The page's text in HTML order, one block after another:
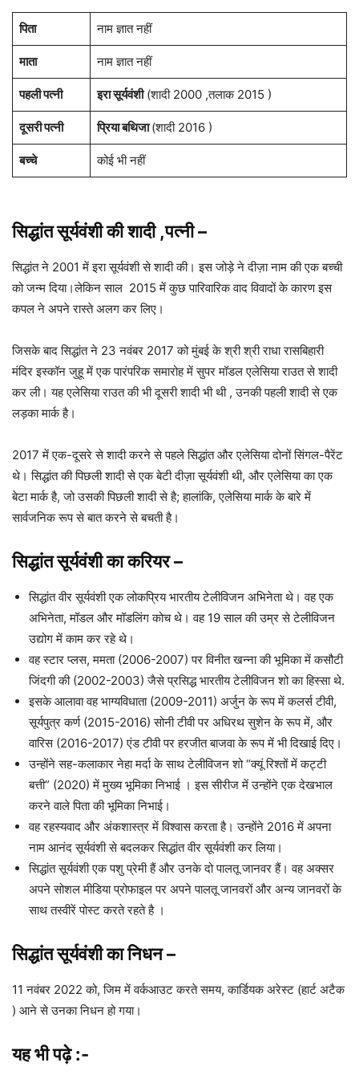
पिता नाम ज्ञात नहीं
माता नाम ज्ञात नहीं
पहली पत्नी इरा सूर्यवंशी(शादी 2000 ,तलाक 2015 )
दूसरी पत्नी प्रिया बथिजा(शादी 2016 )
बच्चे कोई भी नहीं
सिद्धांत सूर्यवंशी की शादी ,पत्नी–
सिद्धांत ने 2001 में इरा सूर्यवंशी से शादी की। इस जोड़े ने दीज़ा नाम की एक बच्ची
को जन्म दिया।लेकिन साल 2015 में कुछ पारिवारिक वाद विवादों के कारण इस
कपल ने अपने रास्ते अलग कर लिए।
जिसके बाद सिद्धांत ने 23 नवंबर 2017 को मुंबई के श्री श्री राधा रासबिहारी
मंदिर इस्कॉन जुहू में एक पारंपरिक समारोह में सुपर मॉडल एलेसिया राउत से शादी
कर ली। यह एलेसिया राउत की भी दूसरी शादी भी थी , उनकी पहली शादी से एक
लड़का मार्क है।
2017 में एक-दूसरे से शादी करने से पहले सिद्धांत और एलेसिया दोनों सिंगल-पैरेंट
थे। सिद्धांत की पिछली शादी से एक बेटी दीज़ा सूर्यवंशी थी, और एलेसिया का एक
बेटा मार्क है, जो उसकी पिछली शादी से है; हालांकि, एलेसिया मार्क के बारे में
सार्वजनिक रूप से बात करने से बचती है।
सिद्धांत सूर्यवंशी का करियर–
सिद्धांत वीर सूर्यवंशी एक लोकप्रिय भारतीय टेलीविजन अभिनेता थे। वह एक
अभिनेता, मॉडल और मॉडलिंग कोच थे। वह 19 साल की उम्र से टेलीविजन
उद्योग में काम कर रहे थे।
वह स्टार प्लस, ममता (2006-2007) पर विनीत खन्ना की भूमिका में कसौटी
जिंदगी की (2002-2003) जैसे प्रसिद्ध भारतीय टेलीविजन शो का हिस्सा थे.
इसके आलावा वह भाग्यविधाता (2009-2011) अर्जुन के रूप में कलर्स टीवी,
सूर्यपुत्र कर्ण (2015-2016) सोनी टीवी पर अधिरथ सुशेन के रूप में, और
वारिस (2016-2017) एंड टीवी पर हरजीत बाजवा के रूप में भी दिखाई दिए।
उन्होंने सह-कलाकार नेहा मर्दा के साथ टेलीविजन शो “क्यूं रिश्तों में कट्टी
बत्ती” (2020) में मुख्य भूमिका निभाई । इस सीरीज में उन्होंने एक देखभाल
करने वाले पिता की भूमिका निभाई।
वह रहस्यवाद और अंकशास्त्र में विश्वास करता है। उन्होंने 2016 में अपना
नाम आनंद सूर्यवंशी से बदलकर सिद्धांत वीर सूर्यवंशी कर लिया।
सिद्धांत सूर्यवंशी एक पशु प्रेमी हैं और उनके दो पालतू जानवर हैं। वह अक्सर
अपने सोशल मीडिया प्रोफाइल पर अपने पालतू जानवरों और अन्य जानवरों के
साथ तस्वीरें पोस्ट करते रहते है ।
सिद्धांत सूर्यवंशी का निधन–
11 नवंबर 2022 को, जिम में वर्कआउट करते समय, कार्डियक अरेस्ट (हार्ट अटैक
) आने से उनका निधन हो गया।
यह भी पढ़े :-